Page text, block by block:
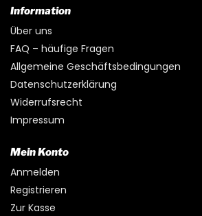
Information
Über uns
FAQ – häufige Fragen
Allgemeine Geschäftsbedingungen
Datenschutzerklärung
Widerrufsrecht
Impressum
Mein Konto
Anmelden
Registrieren
Zur Kasse